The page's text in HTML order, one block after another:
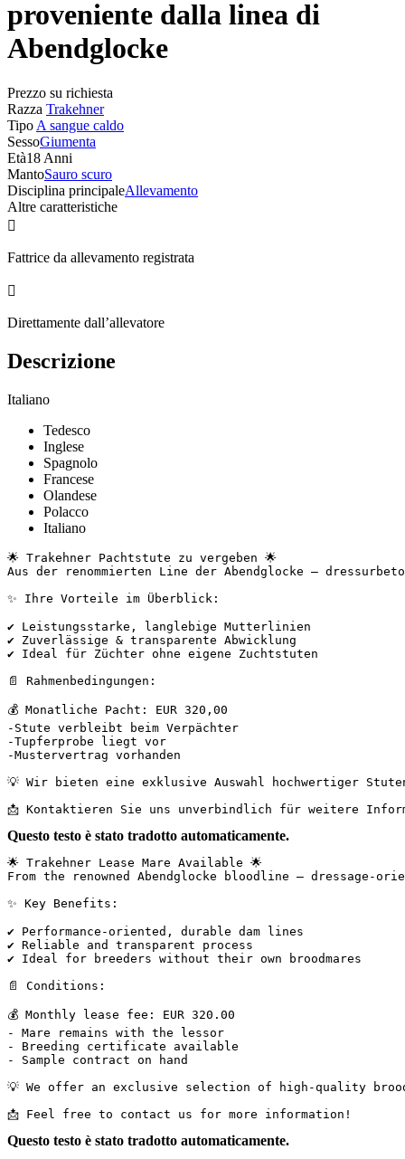
proveniente dalla linea di
Abendglocke
Prezzo su richiesta
Razza Trakehner
Tipo A sangue caldo
SessoGiumenta
Età18 Anni
MantoSauro scuro
Disciplina principaleAllevamento
Altre caratteristiche

Fattrice da allevamento registrata

Direttamente dall’allevatore
Descrizione
Italiano
Tedesco
Inglese
Spagnolo
Francese
Olandese
Polacco
Italiano
🌟 Trakehner Pachtstute zu vergeben 🌟
Aus der renommierten Line der Abendglocke –
✨ Ihre Vorteile im Überblick:
✔ Leistungsstarke, langlebige Mutterlinien
✔ Zuverlässige & transparente Abwicklung
✔ Ideal für Züchter ohne eigene Zuchtstuten
📄 Rahmenbedingungen:
💰 Monatliche Pacht: EUR 320,00
-Stute verbleibt beim Verpächter
-Tupferprobe liegt vor
-Mustervertrag vorhanden
💡 Wir bieten eine exklusive Auswahl hochwertiger
📩 Kontaktieren Sie uns unverbindlich für weitere
Questo testo è stato tradotto automaticamente.
🌟 Trakehner Lease Mare Available 🌟
From the renowned Abendglocke bloodline – dressage-
✨ Key Benefits:
✔ Performance-oriented, durable dam lines
✔ Reliable and transparent process
✔ Ideal for breeders without their own broodmares
📄 Conditions:
💰 Monthly lease fee: EUR 320.00
- Mare remains with the lessor
- Breeding certificate available
- Sample contract on hand
💡 We offer an exclusive selection of high-quality
📩 Feel free to contact us for more information!
Questo testo è stato tradotto automaticamente.